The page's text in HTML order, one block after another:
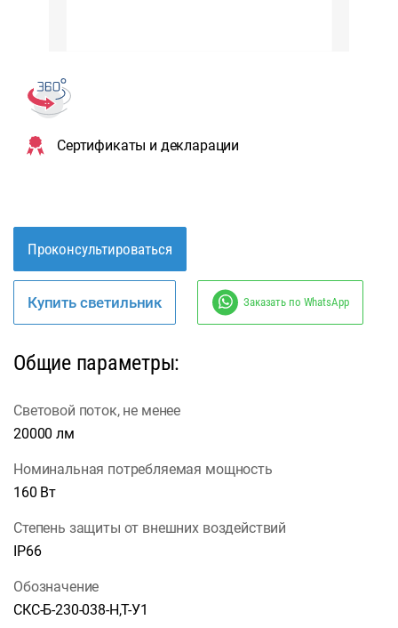
Сертификаты и декларации
Проконсультироваться
Купить светильник Заказать по WhatsApp
Общие параметры:
Световой поток, не менее
20000 лм
Номинальная потребляемая мощность
160 Вт
Степень защиты от внешних воздействий
IP66
Обозначение
СКС-Б-230-038-Н,Т-У1